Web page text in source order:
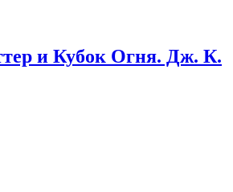
и Кубок Огня. Дж. К.